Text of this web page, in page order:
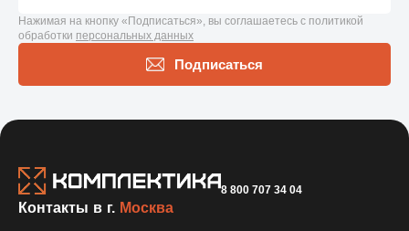
Нажимая на кнопку «Подписаться», вы соглашаетесь с политикой
обработки персональных данных
Подписаться
8 800 707 34 04
Контакты в г. Москва